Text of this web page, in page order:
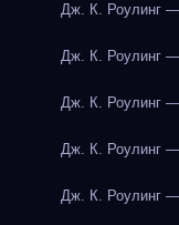
Дж. К. Роулинг —
Дж. К. Роулинг —
Дж. К. Роулинг —
Дж. К. Роулинг —
Дж. К. Роулинг —